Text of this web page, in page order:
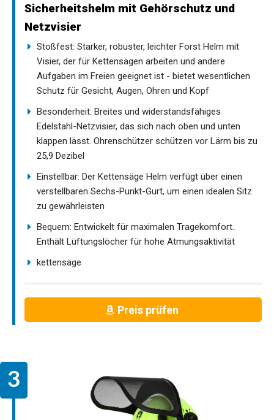
Sicherheitshelm mit Gehörschutz und
Netzvisier
Stoßfest: Starker, robuster, leichter Forst Helm mit
Visier, der für Kettensägen arbeiten und andere
Aufgaben im Freien geeignet ist - bietet wesentlichen
Schutz für Gesicht, Augen, Ohren und Kopf
Besonderheit: Breites und widerstandsfähiges
Edelstahl-Netzvisier, das sich nach oben und unten
klappen lässt. Ohrenschützer schützen vor Lärm bis zu
25,9 Dezibel
Einstellbar: Der Kettensäge Helm verfügt über einen
verstellbaren Sechs-Punkt-Gurt, um einen idealen Sitz
zu gewährleisten
Bequem: Entwickelt für maximalen Tragekomfort.
Enthält Lüftungslöcher für hohe Atmungsaktivität
kettensäge
Preis prüfen